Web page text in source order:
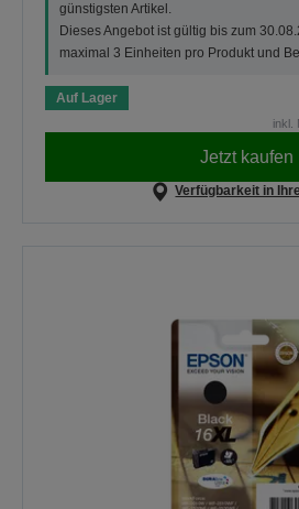
günstigsten Artikel.
Dieses Angebot ist gültig bis zum
maximal 3 Einheiten pro Produkt und
Auf Lager
inkl.
Jetzt kaufen
Verfügbarkeit in